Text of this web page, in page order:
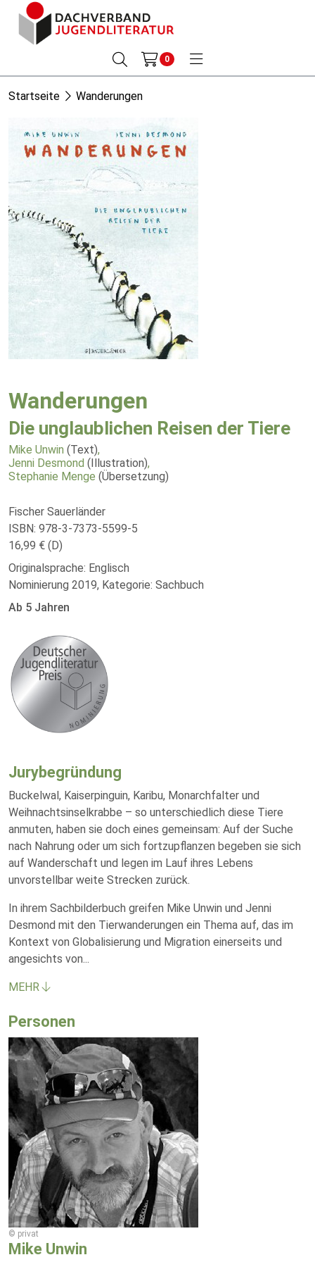
0
Startseite Wanderungen
Wanderungen
Die unglaublichen Reisen der Tiere
Mike Unwin (Text),
Jenni Desmond (Illustration),
Stephanie Menge (Übersetzung)
Fischer Sauerländer
ISBN: 978-3-7373-5599-5
16,99 € (D)
Originalsprache: Englisch
Nominierung 2019, Kategorie: Sachbuch
Ab 5 Jahren
Jurybegründung
Buckelwal, Kaiserpinguin, Karibu, Monarchfalter und
Weihnachtsinselkrabbe – so unterschiedlich diese Tiere
anmuten, haben sie doch eines gemeinsam: Auf der Suche
nach Nahrung oder um sich fortzupflanzen begeben sie sich
auf Wanderschaft und legen im Lauf ihres Lebens
unvorstellbar weite Strecken zurück.
In ihrem Sachbilderbuch greifen Mike Unwin und Jenni
Desmond mit den Tierwanderungen ein Thema auf, das im
Kontext von Globalisierung und Migration einerseits und
angesichts von...
MEHR
Personen
© privat
Mike Unwin